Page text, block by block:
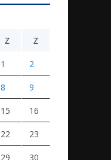
Z Z
1 2
8 9
15 16
22 23
29 30